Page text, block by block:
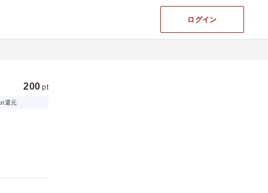
ログイン
200 pt
還元